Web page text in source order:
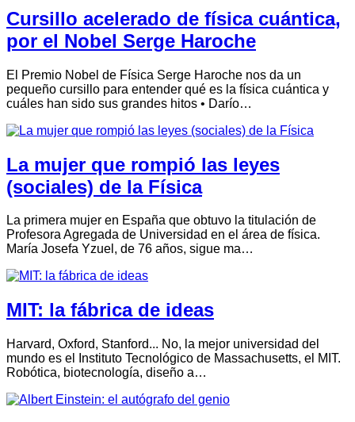
Cursillo acelerado de física cuántica,
por el Nobel Serge Haroche
El Premio Nobel de Física Serge Haroche nos da un
pequeño cursillo para entender qué es la física cuántica y
cuáles han sido sus grandes hitos • Darío…
La mujer que rompió las leyes
(sociales) de la Física
La primera mujer en España que obtuvo la titulación de
Profesora Agregada de Universidad en el área de física.
María Josefa Yzuel, de 76 años, sigue ma…
MIT: la fábrica de ideas
Harvard, Oxford, Stanford... No, la mejor universidad del
mundo es el Instituto Tecnológico de Massachusetts, el MIT.
Robótica, biotecnología, diseño a…